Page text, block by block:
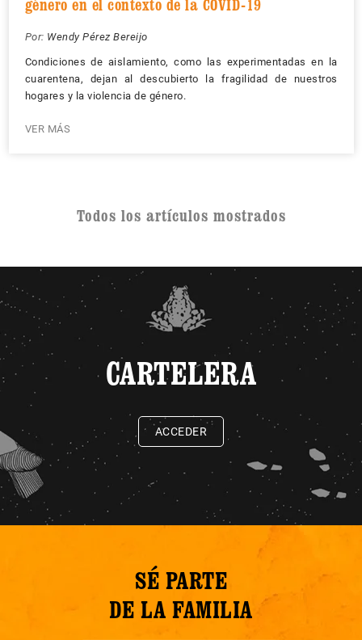
género en el contexto de la COVID-19
Por: Wendy Pérez Bereijo
Condiciones de aislamiento, como las experimentadas en la
cuarentena, dejan al descubierto la fragilidad de nuestros
hogares y la violencia de género.
VER MÁS
Todos los artículos mostrados
CARTELERA
ACCEDER
SÉ PARTE
DE LA FAMILIA